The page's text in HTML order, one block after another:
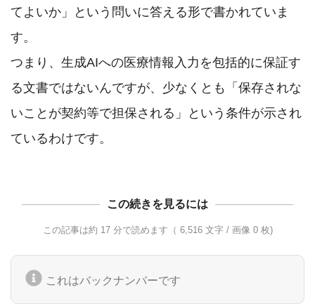
てよいか」という問いに答える形で書かれていま
す。
つまり、生成AIへの医療情報入力を包括的に保証す
る文書ではないんですが、少なくとも「保存されな
いことが契約等で担保される」という条件が示され
この続きを見るには
この記事は約 17 分で読めます（ 6,516 文字 / 画像 0 枚)
これはバックナンバーです